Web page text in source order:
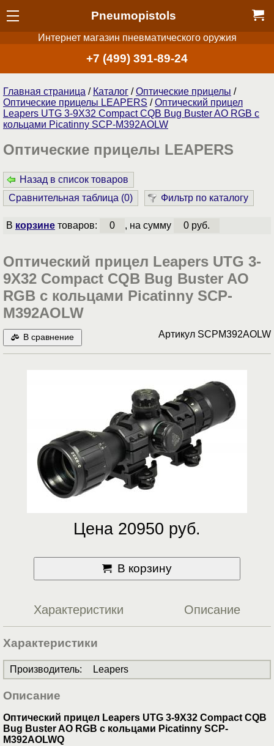
Pneumopistols
Интернет магазин пневматического оружия
+7 (499) 391-89-24
Главная страница / Каталог /Оптические прицелы /
Оптические прицелы LEAPERS /Оптический прицел
Leapers UTG 3-9X32 Compact CQB Bug Buster AO RGB c
кольцами Picatinny SCP-M392AOLW
Оптические прицелы LEAPERS
Назад в список товаров
Сравнительная таблица (0) Фильтр по каталогу
В корзинетоваров: 0 , на сумму 0 руб.
Оптический прицел Leapers UTG 3-
9X32 Compact CQB Bug Buster AO
RGB c кольцами Picatinny SCP-
M392AOLW
В сравнение Артикул SCPM392AOLW
Цена 20950 руб.
В корзину
Характеристики Описание
Характеристики
Производитель: Leapers
Описание
Оптический прицел Leapers UTG 3-9X32 Compact CQB
Bug Buster AO RGB c кольцами Picatinny SCP-
M392AOLWQ